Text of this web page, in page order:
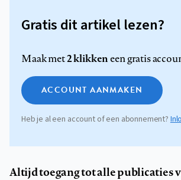
Gratis dit artikel lezen?
Maak met2 klikkeneen gratis
ACCOUNT AANMAKEN
Heb je al een account of een abonnement?
Altijd toegang tot alle publicaties